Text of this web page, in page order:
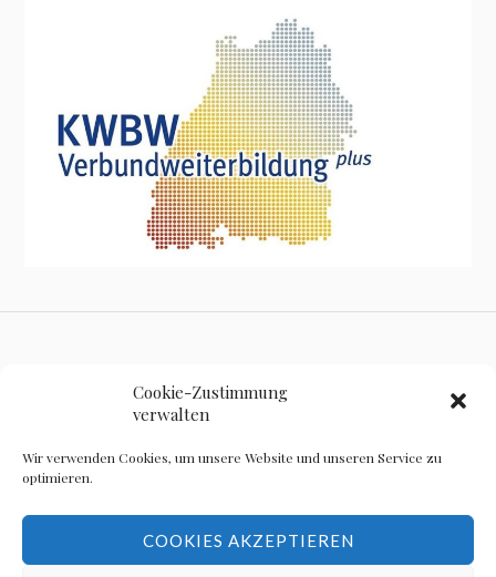
Cookie-Zustimmung
verwalten
Wir verwenden Cookies, um unsere Website und unseren Service zu
optimieren.
COOKIES AKZEPTIEREN
Impressum